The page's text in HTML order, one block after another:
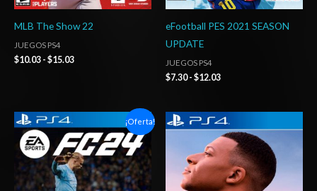
MLB The Show 22
JUEGOS PS4
$10.03 - $15.03
eFootball PES 2021 SEASON
UPDATE
JUEGOS PS4
$7.30 - $12.03
¡Oferta!
de
precios:
desde
$10.03
hasta
$16.03
Rango
de
precios:
desde
$4.00
hasta
$7.00